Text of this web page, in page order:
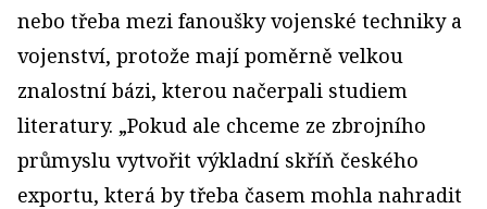
nebo třeba mezi fanoušky vojenské techniky a
vojenství, protože mají poměrně velkou
znalostní bázi, kterou načerpali studiem
literatury. „Pokud ale chceme ze zbrojního
průmyslu vytvořit výkladní skříň českého
exportu, která by třeba časem mohla nahradit